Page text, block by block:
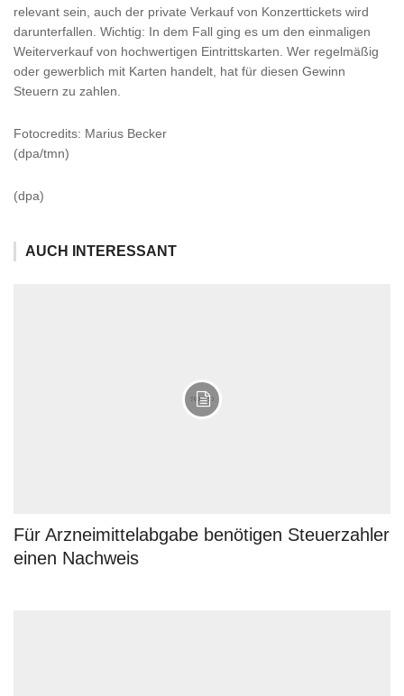
relevant sein, auch der private Verkauf von Konzerttickets wird
darunterfallen. Wichtig: In dem Fall ging es um den einmaligen
Weiterverkauf von hochwertigen Eintrittskarten. Wer regelmäßig
oder gewerblich mit Karten handelt, hat für diesen Gewinn
Steuern zu zahlen.
Fotocredits: Marius Becker
(dpa/tmn)
(dpa)
AUCH INTERESSANT
Für Arzneimittelabgabe benötigen Steuerzahler
einen Nachweis